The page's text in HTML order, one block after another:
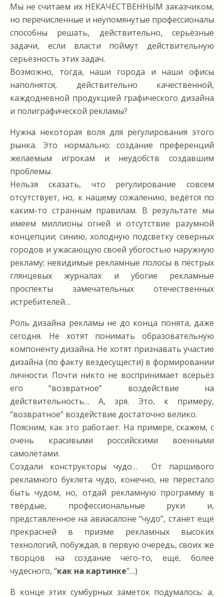
Мы не считаем их НЕКАЧЕСТВЕННЫМ заказчиком,
но перечисленные и неупомянутые профессионалы
способны решать, действительно, серьёзные
задачи, если власти поймут действительную
серьёзность этих задач.
Возможно, тогда, наши города и наши офисы
наполнятся, действительно качественной,
каждодневной продукцией графического дизайна
и полиграфической рекламы?
Нужна некоторая воля для регулирования этого
рынка. Это нормально: создание преференций
желаемым игрокам и неудобств создавшим
проблемы.
Нельзя сказать, что регулирование совсем
отсутствует, но, к нашему сожалению, ведётся по
каким-то странным правилам. В результате мы
имеем миллионы огней и отсутствие разумной
концепции; синию, холодную подсветку северных
городов и ужасающую своей убогостью наружную
рекламу; невидимые рекламные полосы в пёстрых
глянцевых журналах и убогие рекламные
проспекты замечательных отечественных
истребителей…
Роль дизайна рекламы не до конца понята, даже
сегодня. Не хотят понимать образовательную
компоненту дизайна. Не хотят признавать участие
дизайна (по факту вездесущести) в формировании
личности. Почти никто не воспринимает всерьёз
его “возвратное“ воздействие на
действительность… А, зря. Это, к примеру,
“возвратное“ воздействие достаточно велико.
Поясним, как это работает. На примере, скажем, с
очень красивыми российскими военными
самолётами.
Создали конструкторы чудо… От паршивого
рекламного буклета чудо, конечно, не перестало
быть чудом, но, отдай рекламную программу в
твёрдые, профессиональные руки и,
представленное на авиасалоне “чудо”, станет ещё
прекрасней в призме рекламных высоких
технологий, побуждая, в первую очередь, своих же
творцов на создание чего-то, ещё, более
чудесного, “как на картинке”…)
В конце этих сумбурных заметок подумалось: а,